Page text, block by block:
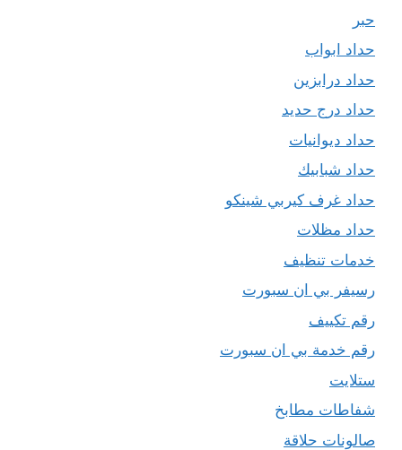
حبر
حداد ابواب
حداد درابزين
حداد درج حديد
حداد ديوانيات
حداد شبابيك
حداد غرف كيربي شينكو
حداد مظلات
خدمات تنظيف
رسيفر بي ان سبورت
رقم تكييف
رقم خدمة بي ان سبورت
ستلايت
شفاطات مطابخ
صالونات حلاقة